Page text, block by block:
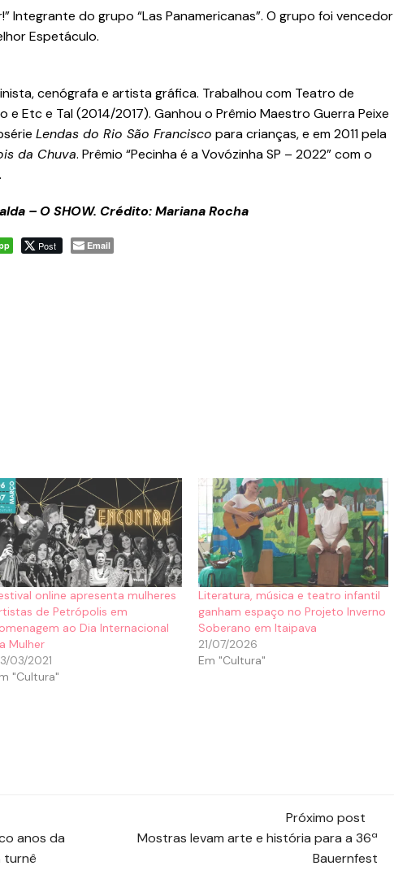
Integrante do grupo “Las Panamericanas”. O grupo foi vencedor
Espetáculo.
cenógrafa e artista gráfica. Trabalhou com Teatro de
e Etc e Tal (2014/2017). Ganhou o Prêmio Maestro Guerra Peixe
Lendas do Rio São Francisco para crianças, e em 2011 pela
da Chuva. Prêmio “Pecinha é a Vovózinha SP – 2022” com o
.
– O SHOW. Crédito: Mariana Rocha
Post Email
online apresenta mulheres
de Petrópolis em
ao Dia Internacional
Mulher
03/2021
"Cultura"
Literatura, música e teatro infantil
ganham espaço no Projeto Inverno
Soberano em Itaipava
21/07/2026
Em "Cultura"
anos da
turnê
Próximo post
Mostras levam arte e história para a 36ª
Bauernfest